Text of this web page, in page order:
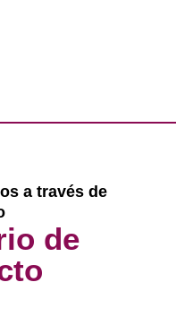
a través de
de